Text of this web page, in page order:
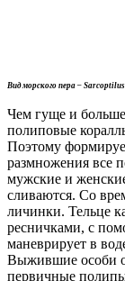
Вид морского пера –
Чем гуще и
полиповые
Поэтому
размножения все
мужские и
сливаются. Со
личинки. Тельце
ресничками, с
маневрирует в
Выжившие особи
первичные